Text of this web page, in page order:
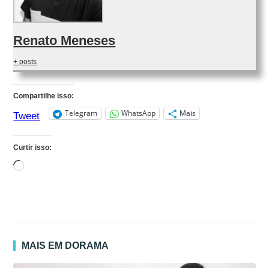
Renato Meneses
+ posts
Compartilhe isso:
Tweet Telegram WhatsApp Mais
Curtir isso:
Carregando...
MAIS EM DORAMA